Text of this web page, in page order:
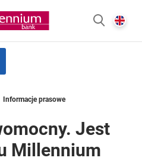
homepage
Informacje prasowe
Jest
Millennium